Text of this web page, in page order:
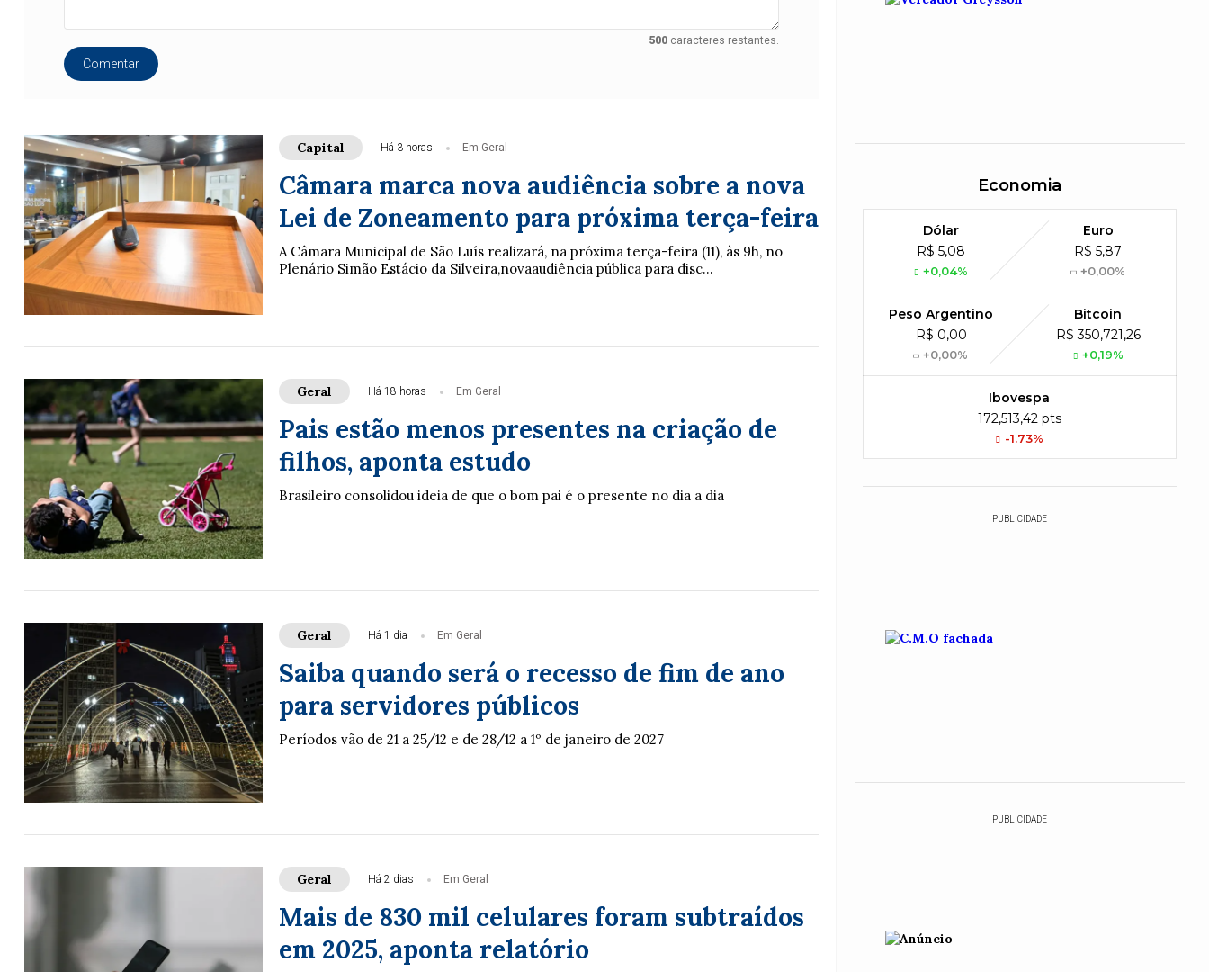
500caracteres restantes.
Comentar
Capital Há 3 horas Em Geral
Câmara marca nova audiência sobre a nova
Lei de Zoneamento para próxima terça-feira
A Câmara Municipal de São Luís realizará, na próxima terça-feira (11), às 9h, no
Plenário Simão Estácio da Silveira,novaaudiência pública para disc...
Geral Há 18 horas Em Geral
Pais estão menos presentes na criação de
filhos, aponta estudo
Brasileiro consolidou ideia de que o bom pai é o presente no dia a dia
Geral Há 1 dia Em Geral
Saiba quando será o recesso de fim de ano
para servidores públicos
Períodos vão de 21 a 25/12 e de 28/12 a 1º de janeiro de 2027
Geral Há 2 dias Em Geral
Mais de 830 mil celulares foram subtraídos
em 2025, aponta relatório
Economia
Dólar
R$ 5,08
+0,04%
Euro
R$ 5,87
+0,00%
Peso Argentino
R$ 0,00
+0,00%
Bitcoin
R$ 350,721,26
+0,19%
Ibovespa
172,513,42 pts
-1.73%
PUBLICIDADE
PUBLICIDADE